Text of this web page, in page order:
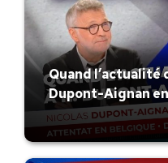
Quand l’actualité
Dupont-Aignan